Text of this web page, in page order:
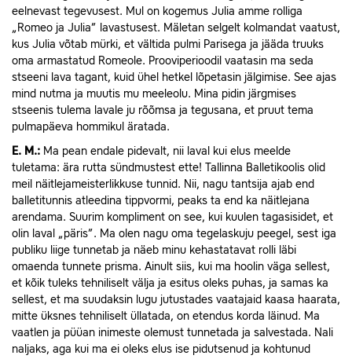
eelnevast tegevusest. Mul on kogemus Julia amme rolliga
„Romeo ja Julia” lavastusest. Mäletan selgelt kolmandat vaatust,
kus Julia võtab mürki, et vältida pulmi Parisega ja jääda truuks
oma armastatud Romeole. Prooviperioodil vaatasin ma seda
stseeni lava tagant, kuid ühel hetkel lõpetasin jälgimise. See ajas
mind nutma ja muutis mu meeleolu. Mina pidin järgmises
stseenis tulema lavale ju rõõmsa ja tegusana, et pruut tema
pulmapäeva hommikul äratada.
E. M.: Ma pean endale pidevalt, nii laval kui elus meelde
tuletama: ära rutta sündmustest ette! Tallinna Balletikoolis olid
meil näitlejameisterlikkuse tunnid. Nii, nagu tantsija ajab end
balletitunnis atleedina tippvormi, peaks ta end ka näitlejana
arendama. Suurim kompliment on see, kui kuulen tagasisidet, et
olin laval „päris”. Ma olen nagu oma tegelaskuju peegel, sest iga
publiku liige tunnetab ja näeb minu kehastatavat rolli läbi
omaenda tunnete prisma. Ainult siis, kui ma hoolin väga sellest,
et kõik tuleks tehniliselt välja ja esitus oleks puhas, ja samas ka
sellest, et ma suudaksin lugu jutustades vaatajaid kaasa haarata,
mitte üksnes tehniliselt üllatada, on etendus korda läinud. Ma
vaatlen ja püüan inimeste olemust tunnetada ja salvestada. Nali
naljaks, aga kui ma ei oleks elus ise pidutsenud ja kohtunud